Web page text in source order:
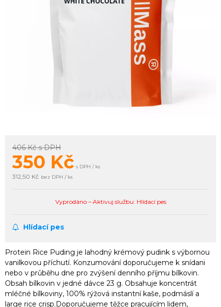
406 Kčs DPH
350 Kč s DPH / ks
312,50 Kč bez DPH / ks
Vyprodáno – Aktivuj službu: Hlídací pes
Hlídací pes
Protein Rice Puding je lahodný krémový pudink s výbornou
vanilkovou příchutí. Konzumování doporučujeme k snídani
nebo v průběhu dne pro zvýšení denního příjmu bílkovin.
Obsah bílkovin v jedné dávce 23 g. Obsahuje koncentrát
mléčné bílkoviny, 100% rýžová instantní kaše, podmáslí a
large rice crisp.Doporučujeme těžce pracujícím lidem,